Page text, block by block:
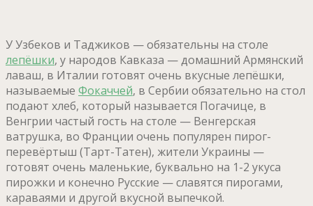
У Узбеков и Таджиков — обязательны на столе
лепёшки, у народов Кавказа — домашний Армянский
лаваш, в Италии готовят очень вкусные лепёшки,
называемые Фокаччей, в Сербии обязательно на стол
подают хлеб, который называется Погачице, в
Венгрии частый гость на столе — Венгерская
ватрушка, во Франции очень популярен пирог-
перевёртыш (Тарт-Татен), жители Украины —
готовят очень маленькие, буквально на 1-2 укуса
пирожки и конечно Русские — славятся пирогами,
караваями и другой вкусной выпечкой.